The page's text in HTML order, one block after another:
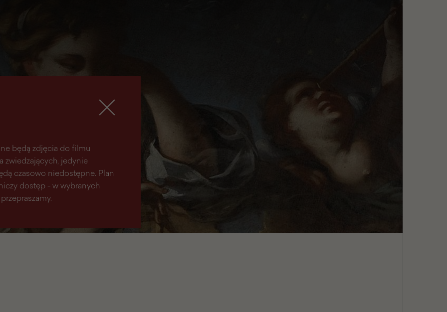
będą zdjęcia do filmu
zwiedzających, jedynie
czasowo niedostępne. Plan
dostęp - w wybranych